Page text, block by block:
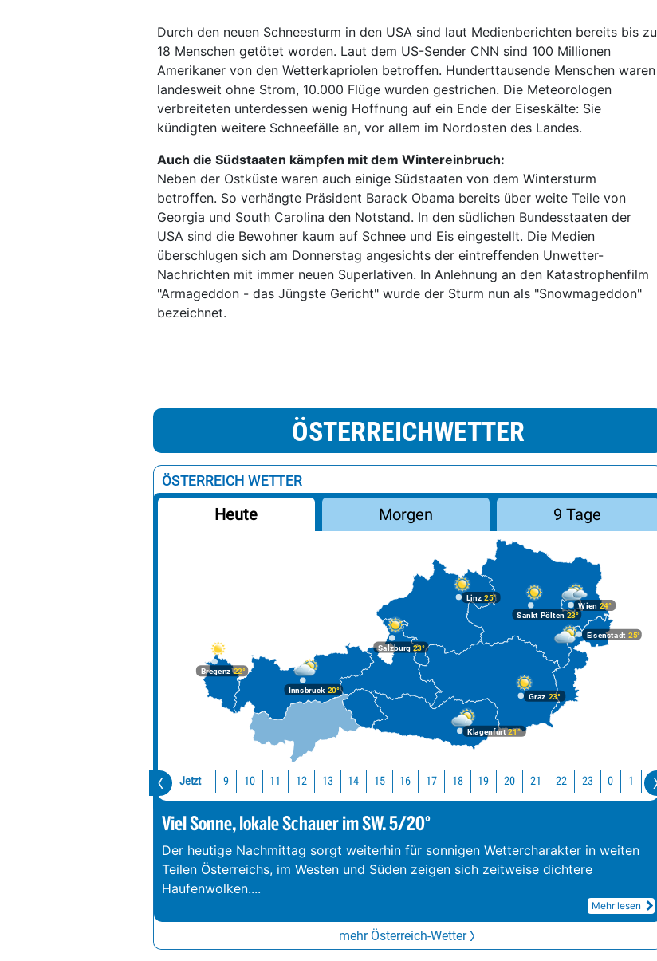
Durch den neuen Schneesturm in den USA sind laut Medienberichten bereits bis zu
18 Menschen getötet worden. Laut dem US-Sender CNN sind 100 Millionen
Amerikaner von den Wetterkapriolen betroffen. Hunderttausende Menschen waren
landesweit ohne Strom, 10.000 Flüge wurden gestrichen. Die Meteorologen
verbreiteten unterdessen wenig Hoffnung auf ein Ende der Eiseskälte: Sie
kündigten weitere Schneefälle an, vor allem im Nordosten des Landes.
Auch die Südstaaten kämpfen mit dem Wintereinbruch:
Neben der Ostküste waren auch einige Südstaaten von dem Wintersturm
betroffen. So verhängte Präsident Barack Obama bereits über weite Teile von
Georgia und South Carolina den Notstand. In den südlichen Bundesstaaten der
USA sind die Bewohner kaum auf Schnee und Eis eingestellt. Die Medien
überschlugen sich am Donnerstag angesichts der eintreffenden Unwetter-
Nachrichten mit immer neuen Superlativen. In Anlehnung an den Katastrophenfilm
"Armageddon - das Jüngste Gericht" wurde der Sturm nun als "Snowmageddon"
bezeichnet.
ÖSTERREICHWETTER
ÖSTERREICH WETTER
Heute Morgen 9 Tage
Bregenz22°
Graz 23°
Innsbruck20°
Klagenfurt21°
Linz 25°
Salzburg23°
Wien 24°
Eisenstadt 25°
Sankt Pölten 23°
Jetzt 9 10 11 12 13 14 15 16 17 18 19 20 21 22 23 0 1 2
Viel Sonne, lokale Schauer im SW. 5/20°
Der heutige Nachmittag sorgt weiterhin für sonnigen Wettercharakter in weiten
Teilen Österreichs, im Westen und Süden zeigen sich zeitweise dichtere
Haufenwolken....
Mehr lesen
mehr Österreich-Wetter